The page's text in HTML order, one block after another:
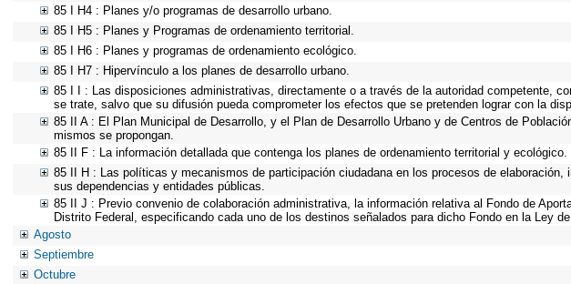
85 I H4 : Planes y/o programas de desarrollo urbano.
85 I H5 : Planes y Programas de ordenamiento territorial.
85 I H6 : Planes y programas de ordenamiento ecológico.
85 I H7 : Hipervínculo a los planes de desarrollo urbano.
85 I I : Las disposiciones administrativas, directamente o a través de la autoridad competente,
se trate, salvo que su difusión pueda comprometer los efectos que se pretenden lograr con la
85 II A : El Plan Municipal de Desarrollo, y el Plan de Desarrollo Urbano y de Centros de
mismos se propongan.
85 II F : La información detallada que contenga los planes de ordenamiento territorial y ecológico.
85 II H : Las políticas y mecanismos de participación ciudadana en los procesos de
sus dependencias y entidades públicas.
85 II J : Previo convenio de colaboración administrativa, la información relativa al Fondo de
Distrito Federal, especificando cada uno de los destinos señalados para dicho Fondo en la Ley
Agosto
Septiembre
Octubre